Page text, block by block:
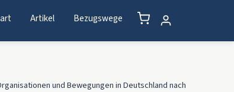
Artikel Bezugswege
und Bewegungen in Deutschland nach